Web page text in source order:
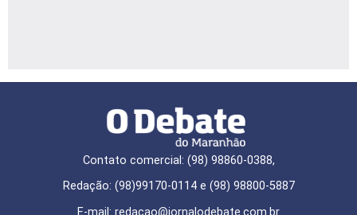
Contato comercial: (98) 98860-0388,
Redação: (98)99170-0114 e (98) 98800-5887
E-mail: redaçao@jornalodebate.com.br